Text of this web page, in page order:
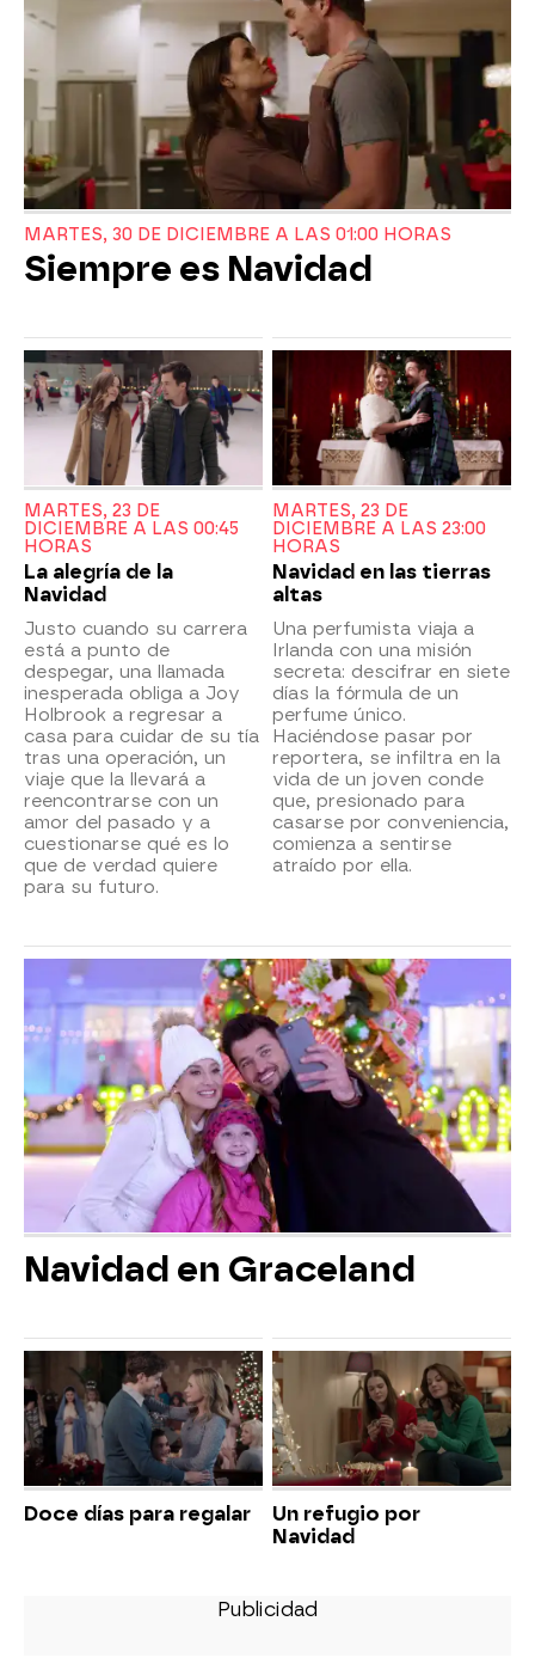
MARTES, 30 DE DICIEMBRE A LAS 01:00 HORAS
Siempre es Navidad
MARTES, 23 DE
DICIEMBRE A LAS 00:45
HORAS
La alegría de la
Navidad
Justo cuando su carrera
está a punto de
despegar, una llamada
inesperada obliga a Joy
Holbrook a regresar a
casa para cuidar de su tía
tras una operación, un
viaje que la llevará a
reencontrarse con un
amor del pasado y a
cuestionarse qué es lo
que de verdad quiere
para su futuro.
MARTES, 23 DE
DICIEMBRE A LAS 23:00
HORAS
Navidad en las tierras
altas
Una perfumista viaja a
Irlanda con una misión
secreta: descifrar en siete
días la fórmula de un
perfume único.
Haciéndose pasar por
reportera, se infiltra en la
vida de un joven conde
que, presionado para
casarse por conveniencia,
comienza a sentirse
atraído por ella.
Navidad en Graceland
Doce días para regalar
Un refugio por
Navidad